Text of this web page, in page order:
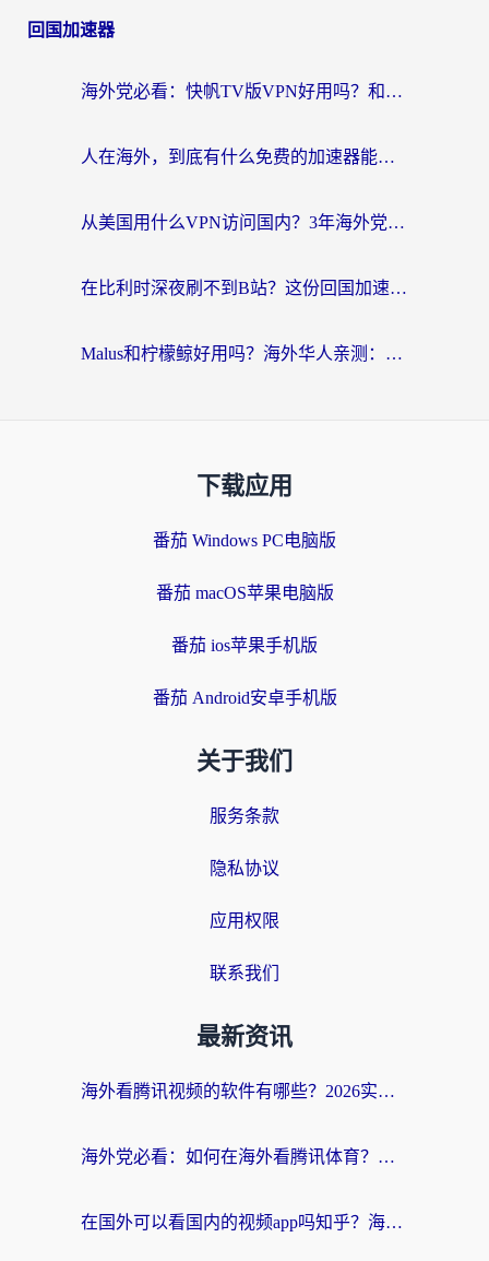
回国加速器
海外党必看：快帆TV版VPN好用吗？和Easyback VPN对比哪个回国效果更好？附2026真实测评
人在海外，到底有什么免费的加速器能让我安心追剧打游戏？
从美国用什么VPN访问国内？3年海外党亲测：选对工具才能无缝刷B站、看腾讯视频
在比利时深夜刷不到B站？这份回国加速器避坑指南请收好
Malus和柠檬鲸好用吗？海外华人亲测：回国加速器怎么选才不踩坑？
下载应用
番茄 Windows PC电脑版
番茄 macOS苹果电脑版
番茄 ios苹果手机版
番茄 Android安卓手机版
关于我们
服务条款
隐私协议
应用权限
联系我们
最新资讯
海外看腾讯视频的软件有哪些？2026实测有效，留学生都在用的回国加速器指南
海外党必看：如何在海外看腾讯体育？解决赛事直播地区限制的终极指南
在国外可以看国内的视频app吗知乎？海外党亲测有效的追剧加速方案